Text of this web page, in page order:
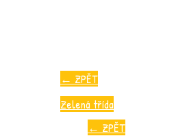
← ZPĚT
Zelená třída
← ZPĚT